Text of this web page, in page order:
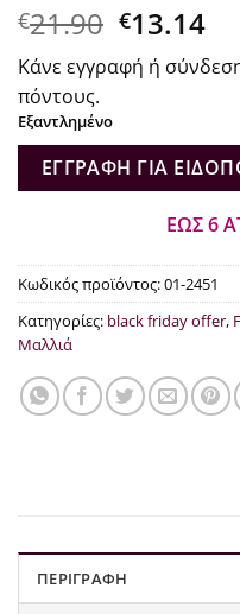
€21.90 Original
price
was:
€13.14Η
Κάνε εγγραφή ή
πόντους.
Εξαντλημένο
ΕΓΓΡΑΦΉ ΓΙΑ
ΕΩΣ 6
Κωδικός προϊόντος:01-2451
Κατηγορίες: black friday offer,
Μαλλιά
ΠΕΡΙΓΡΑΦΉ